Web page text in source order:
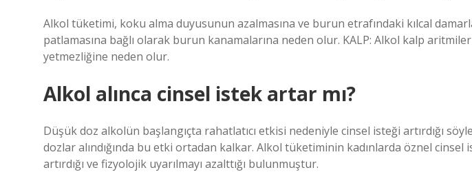
Alkol tüketimi, koku alma duyusunun azalmasına ve burun etrafındaki kılcal
patlamasına bağlı olarak burun kanamalarına neden olur. KALP: Alkol kalp
yetmezliğine neden olur.
Alkol alınca cinsel istek artar mı?
Düşük doz alkolün başlangıçta rahatlatıcı etkisi nedeniyle cinsel isteği artırdığı
dozlar alındığında bu etki ortadan kalkar. Alkol tüketiminin kadınlarda öznel cinsel
artırdığı ve fizyolojik uyarılmayı azalttığı bulunmuştur.